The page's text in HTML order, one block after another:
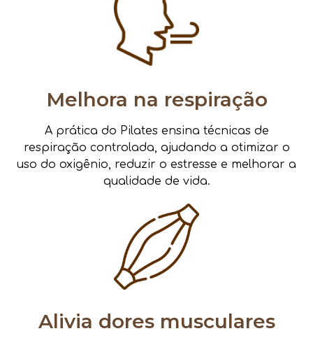
Melhora na respiração
A prática do Pilates ensina técnicas de
respiração controlada, ajudando a otimizar o
uso do oxigênio, reduzir o estresse e melhorar a
qualidade de vida.
Alivia dores musculares